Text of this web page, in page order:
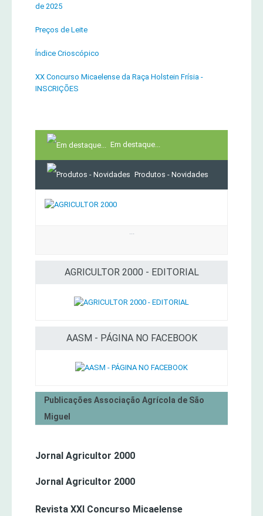
de 2025
Preços de Leite
Índice Crioscópico
XX Concurso Micaelense da Raça Holstein Frísia -
INSCRIÇÕES
Em destaque...
Produtos - Novidades
...
AGRICULTOR 2000 - EDITORIAL
AASM - PÁGINA NO FACEBOOK
Publicações Associação Agrícola de São
Miguel
Jornal Agricultor 2000
Jornal Agricultor 2000
Revista XXI Concurso Micaelense